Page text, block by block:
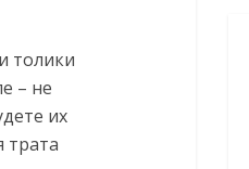
толики
– не
их
трата